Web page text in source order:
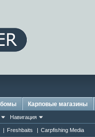
Навигация
| Freshbaits | Carpfishing Media
Карповые магазины